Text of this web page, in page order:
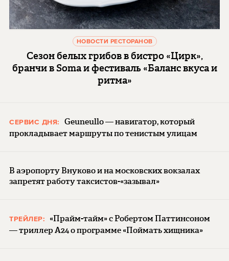
НОВОСТИ РЕСТОРАНОВ
Сезон белых грибов в бистро «Цирк»,
бранчи в Soma и фестиваль «Баланс вкуса и
ритма»
СЕРВИС ДНЯ:
Geuneullo — навигатор, который
прокладывает маршруты по тенистым улицам
В аэропорту Внуково и на московских вокзалах
запретят работу таксистов-«зазывал»
ТРЕЙЛЕР:
«Прайм-тайм» с Робертом Паттинсоном
— триллер A24 о программе «Поймать хищника»